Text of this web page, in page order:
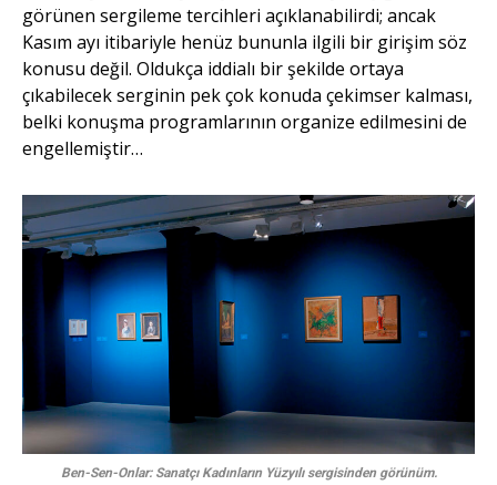
görünen sergileme tercihleri açıklanabilirdi; ancak
Kasım ayı itibariyle henüz bununla ilgili bir girişim söz
konusu değil. Oldukça iddialı bir şekilde ortaya
çıkabilecek serginin pek çok konuda çekimser kalması,
belki konuşma programlarının organize edilmesini de
engellemiştir…
Ben-Sen-Onlar: Sanatçı Kadınların Yüzyılı sergisinden görünüm.